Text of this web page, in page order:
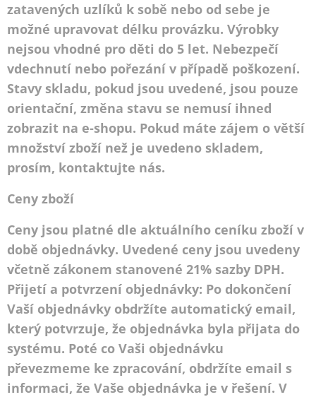
zatavených uzlíků k sobě nebo od sebe je
možné upravovat délku provázku. Výrobky
nejsou vhodné pro děti do 5 let. Nebezpečí
vdechnutí nebo pořezání v případě poškození.
Stavy skladu, pokud jsou uvedené, jsou pouze
orientační, změna stavu se nemusí ihned
zobrazit na e-shopu. Pokud máte zájem o větší
množství zboží než je uvedeno skladem,
prosím, kontaktujte nás.
Ceny zboží
Ceny jsou platné dle aktuálního ceníku zboží v
době objednávky. Uvedené ceny jsou uvedeny
včetně zákonem stanovené 21% sazby DPH.
Přijetí a potvrzení objednávky: Po dokončení
Vaší objednávky obdržíte automatický email,
který potvrzuje, že objednávka byla přijata do
systému. Poté co Vaši objednávku
převezmeme ke zpracování, obdržíte email s
informaci, že Vaše objednávka je v řešení. V